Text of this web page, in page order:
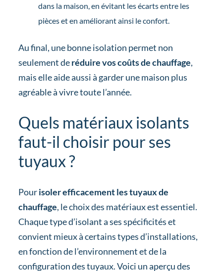
dans la maison, en évitant les écarts entre les
pièces et en améliorant ainsi le confort.
Au final, une bonne isolation permet non
seulement deréduire vos coûts de chauffage,
mais elle aide aussi à garder une maison plus
agréable à vivre toute l’année.
Quels matériaux isolants
faut-il choisir pour ses
tuyaux ?
Pourisoler efficacement les tuyaux de
chauffage, le choix des matériaux est essentiel.
Chaque type d’isolant a ses spécificités et
convient mieux à certains types d’installations,
en fonction de l’environnement et de la
configuration des tuyaux. Voici un aperçu des